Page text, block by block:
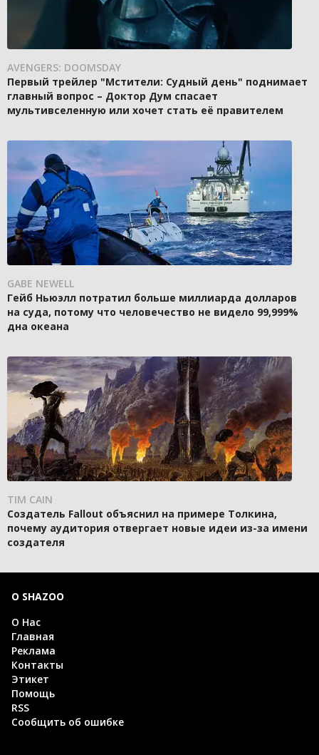
AVENGERS: DOOMSDAY
Первый трейлер "Мстители: Судный день" поднимает
главный вопрос – Доктор Дум спасает
мультивселенную или хочет стать её правителем
GABE NEWELL
Гейб Ньюэлл потратил больше миллиарда долларов
на суда, потому что человечество не видело 99,999%
дна океана
TIM CAIN
Создатель Fallout объяснил на примере Толкина,
почему аудитория отвергает новые идеи из-за имени
создателя
О SHAZOO
О Нас
Главная
Реклама
Контакты
Этикет
Помощь
RSS
Сообщить об ошибке